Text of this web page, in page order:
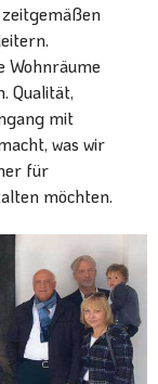
Wohnräume
Qualität,
mit
was wir
für
möchten.